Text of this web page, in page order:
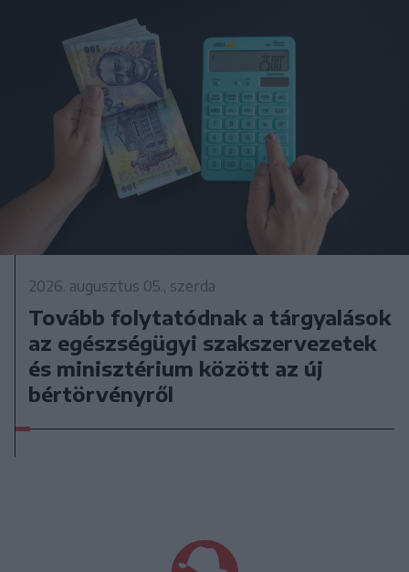
2026. augusztus 05., szerda
Tovább folytatódnak a tárgyalások
az egészségügyi szakszervezetek
és minisztérium között az új
bértörvényről